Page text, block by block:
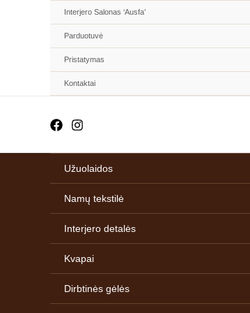
Interjero Salonas ‘Ausfa’
Parduotuvė
Pristatymas
Kontaktai
Užuolaidos
Namų tekstilė
Interjero detalės
Kvapai
Dirbtinės gėlės